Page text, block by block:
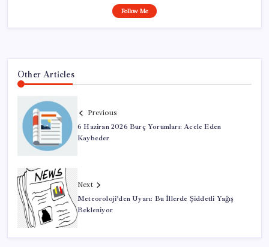
Follow Me
Other Articles
Previous
6 Haziran 2026 Burç Yorumları: Acele Eden
Kaybeder
Next
Meteoroloji’den Uyarı: Bu İllerde Şiddetli Yağış
Bekleniyor